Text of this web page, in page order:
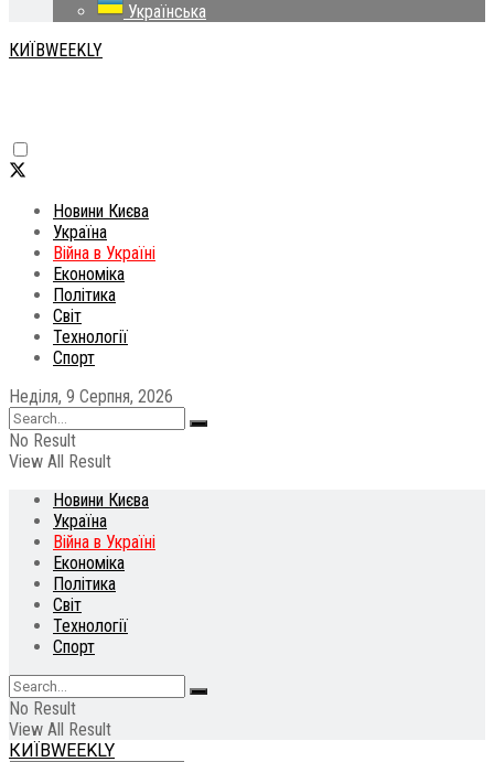
Українська
КИЇВWEEKLY
Новини Києва
Україна
Війна в Україні
Економіка
Політика
Світ
Технології
Спорт
Неділя, 9 Серпня, 2026
No Result
View All Result
Новини Києва
Україна
Війна в Україні
Економіка
Політика
Світ
Технології
Спорт
No Result
View All Result
КИЇВWEEKLY